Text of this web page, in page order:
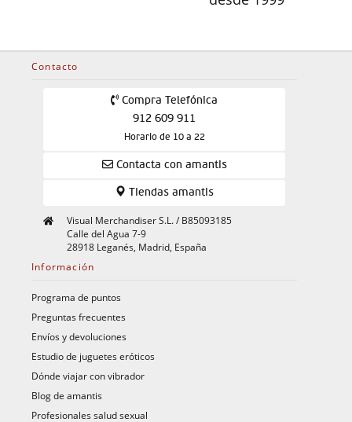
Contacto
Compra Telefónica
912 609 911
Horario de 10 a 22
Contacta con amantis
Tiendas amantis
Visual Merchandiser S.L. / B85093185
Calle del Agua 7-9
28918 Leganés, Madrid, España
Información
Programa de puntos
Preguntas frecuentes
Envíos y devoluciones
Estudio de juguetes eróticos
Dónde viajar con vibrador
Blog de amantis
Profesionales salud sexual